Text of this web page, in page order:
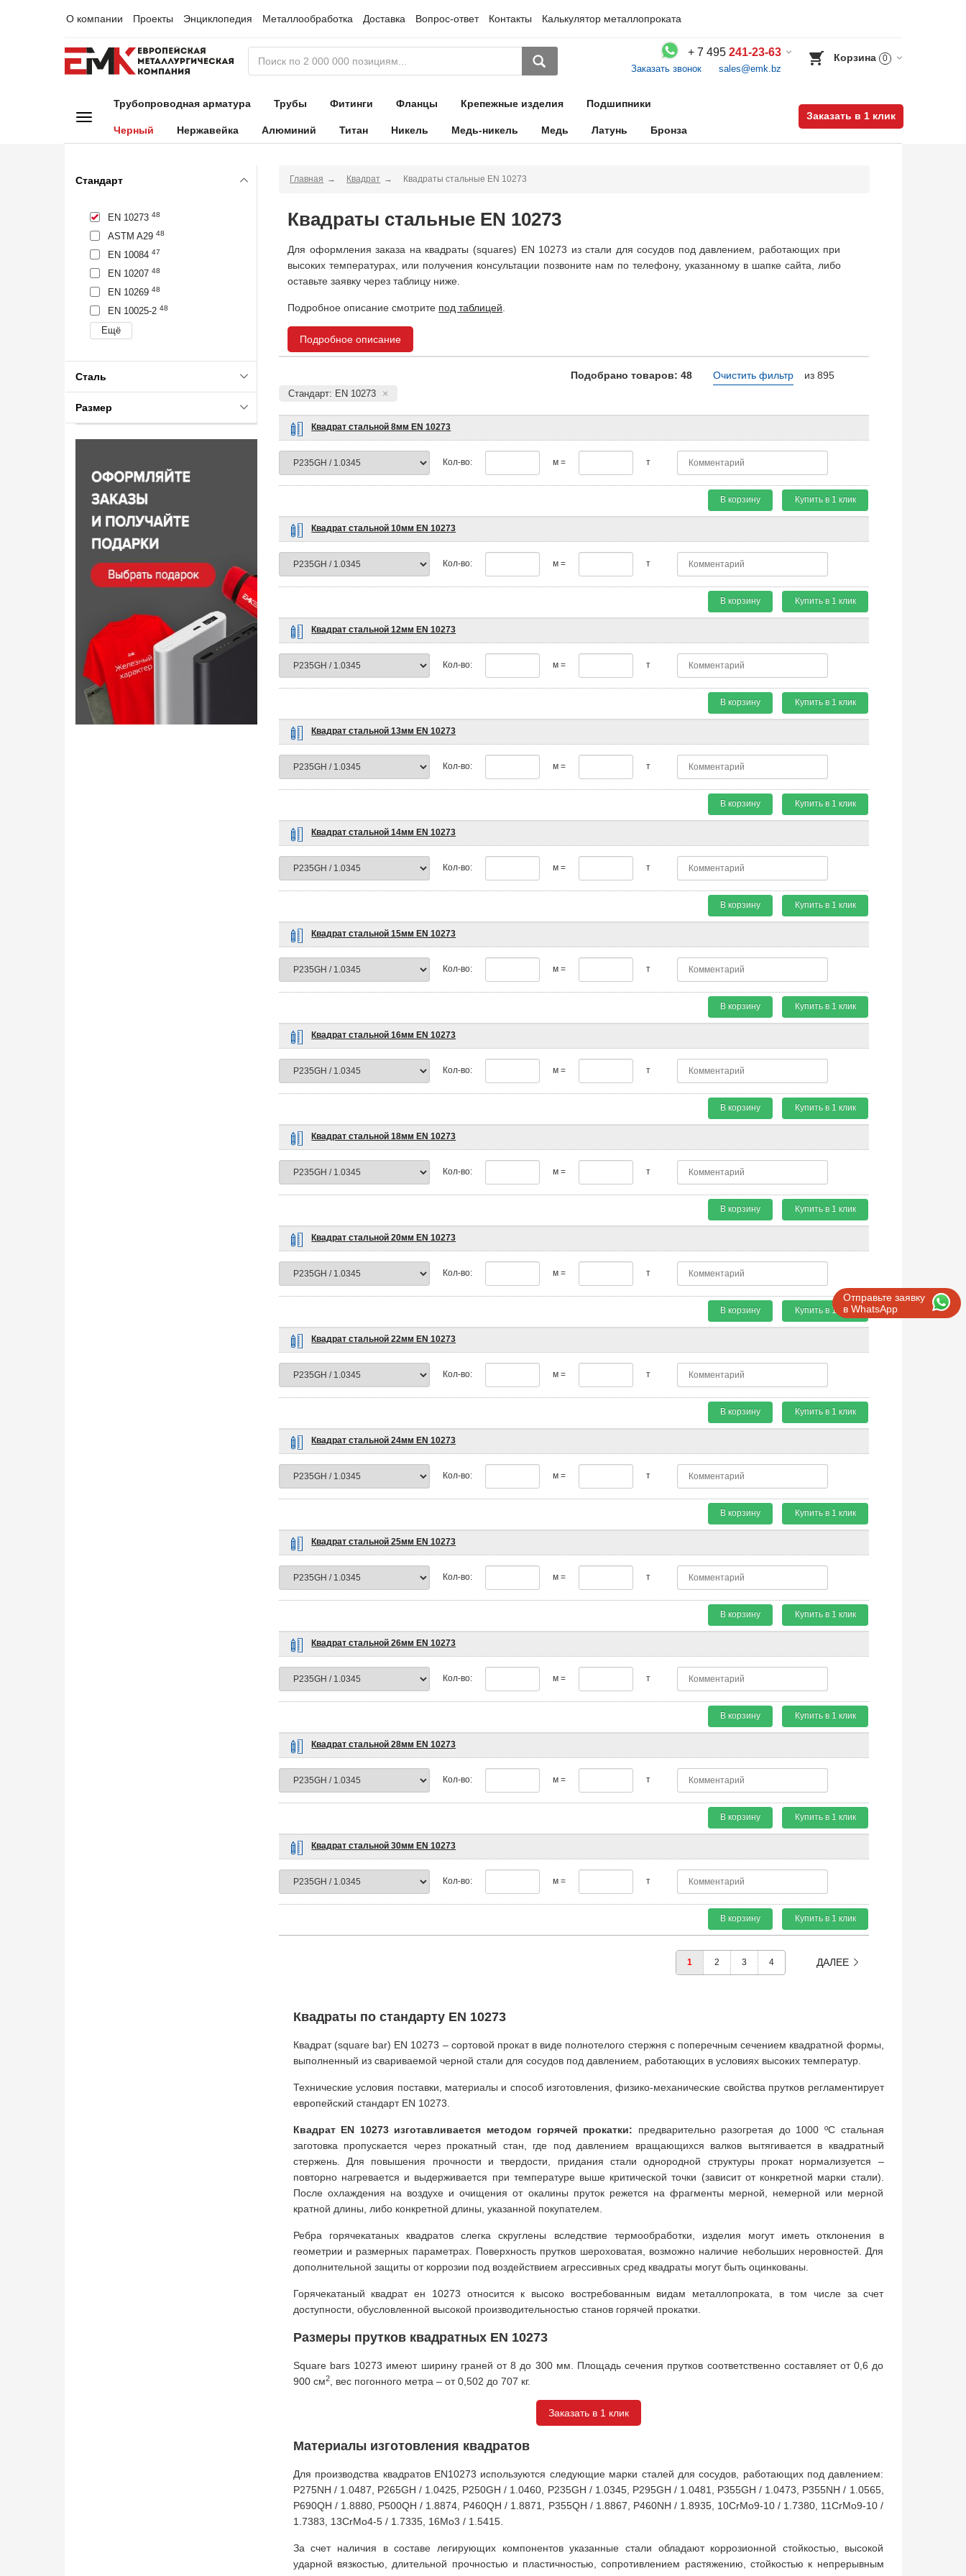
О компании Проекты Энциклопедия Металлообработка Доставка Вопрос-ответ Контакты Калькулятор металлопроката
+ 7 495 241-23-63
Заказать звонок sales@emk.bz
Корзина 0
Трубопроводная арматура Трубы Фитинги Фланцы Крепежные изделия Подшипники
Черный Нержавейка Алюминий Титан Никель Медь-никель Медь Латунь Бронза
Заказать в 1 клик
Отправьте заявку
в WhatsApp
Стандарт
EN 10273 48
ASTM A29 48
EN 10084 47
EN 10207 48
EN 10269 48
EN 10025-2 48
Сталь
Размер
Главная Квадрат Квадраты стальные EN 10273
Квадраты стальные EN 10273
Для оформления заказа на квадраты (squares) EN 10273 из стали для сосудов под давлением, работающих при
высоких температурах, или получения консультации позвоните нам по телефону, указанному в шапке сайта, либо
оставьте заявку через таблицу ниже.
Подробное описание смотрите под таблицей
Подробное описание
Подобрано товаров: 48 из 895
Очистить фильтр
Стандарт: EN 10273
Квадрат стальной 8мм EN 10273
Кол-во: м = т
В корзину Купить в 1 клик
Квадрат стальной 10мм EN 10273
Кол-во: м = т
В корзину Купить в 1 клик
Квадрат стальной 12мм EN 10273
Кол-во: м = т
В корзину Купить в 1 клик
Квадрат стальной 13мм EN 10273
Кол-во: м = т
В корзину Купить в 1 клик
Квадрат стальной 14мм EN 10273
Кол-во: м = т
В корзину Купить в 1 клик
Квадрат стальной 15мм EN 10273
Кол-во: м = т
В корзину Купить в 1 клик
Квадрат стальной 16мм EN 10273
Кол-во: м = т
В корзину Купить в 1 клик
Квадрат стальной 18мм EN 10273
Кол-во: м = т
В корзину Купить в 1 клик
Квадрат стальной 20мм EN 10273
Кол-во: м = т
В корзину Купить в 1 клик
Квадрат стальной 22мм EN 10273
Кол-во: м = т
В корзину Купить в 1 клик
Квадрат стальной 24мм EN 10273
Кол-во: м = т
В корзину Купить в 1 клик
Квадрат стальной 25мм EN 10273
Кол-во: м = т
В корзину Купить в 1 клик
Квадрат стальной 26мм EN 10273
Кол-во: м = т
В корзину Купить в 1 клик
Квадрат стальной 28мм EN 10273
Кол-во: м = т
В корзину Купить в 1 клик
Квадрат стальной 30мм EN 10273
Кол-во: м = т
В корзину Купить в 1 клик
1 2 3 4 ДАЛЕЕ
Квадраты по стандарту EN 10273
Квадрат (square bar) EN 10273 – сортовой прокат в виде полнотелого стержня с поперечным сечением квадратной формы,
выполненный из свариваемой черной стали для сосудов под давлением, работающих в условиях высоких температур.
Технические условия поставки, материалы и способ изготовления, физико-механические свойства прутков регламентирует
европейский стандарт EN 10273.
Квадрат EN 10273 изготавливается методом горячей прокатки: предварительно разогретая до 1000 ºC стальная
заготовка пропускается через прокатный стан, где под давлением вращающихся валков вытягивается в квадратный
стержень. Для повышения прочности и твердости, придания стали однородной структуры прокат нормализуется –
повторно нагревается и выдерживается при температуре выше критической точки (зависит от конкретной марки стали).
После охлаждения на воздухе и очищения от окалины пруток режется на фрагменты мерной, немерной или мерной
кратной длины, либо конкретной длины, указанной покупателем.
Ребра горячекатаных квадратов слегка скруглены вследствие термообработки, изделия могут иметь отклонения в
геометрии и размерных параметрах. Поверхность прутков шероховатая, возможно наличие небольших неровностей. Для
дополнительной защиты от коррозии под воздействием агрессивных сред квадраты могут быть оцинкованы.
Горячекатаный квадрат ен 10273 относится к высоко востребованным видам металлопроката, в том числе за счет
доступности, обусловленной высокой производительностью станов горячей прокатки.
Размеры прутков квадратных EN 10273
Square bars 10273 имеют ширину граней от 8 до 300 мм. Площадь сечения прутков соответственно составляет от 0,6 до
900 см2, вес погонного метра – от 0,502 до 707 кг.
Заказать в 1 клик
Материалы изготовления квадратов
Для производства квадратов EN10273 используются следующие марки сталей для сосудов, работающих под давлением:
P275NH / 1.0487, P265GH / 1.0425, P250GH / 1.0460, P235GH / 1.0345, P295GH / 1.0481, P355GH / 1.0473, P355NH / 1.0565,
P690QH / 1.8880, P500QH / 1.8874, P460QH / 1.8871, P355QH / 1.8867, P460NH / 1.8935, 10CrMo9-10 / 1.7380, 11CrMo9-10 /
1.7383, 13CrMo4-5 / 1.7335, 16Mo3 / 1.5415.
За счет наличия в составе легирующих компонентов указанные стали обладают коррозионной стойкостью, высокой
ударной вязкостью, длительной прочностью и пластичностью, сопротивлением растяжению, стойкостью к непрерывным